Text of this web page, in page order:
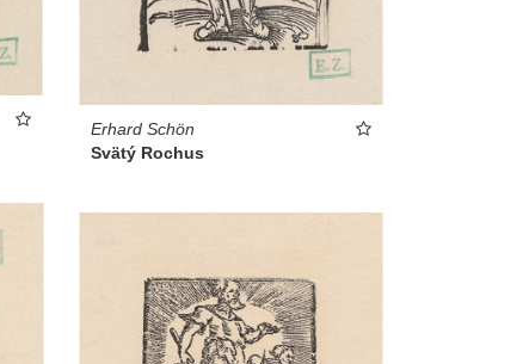
Erhard Schön
Svätý Rochus